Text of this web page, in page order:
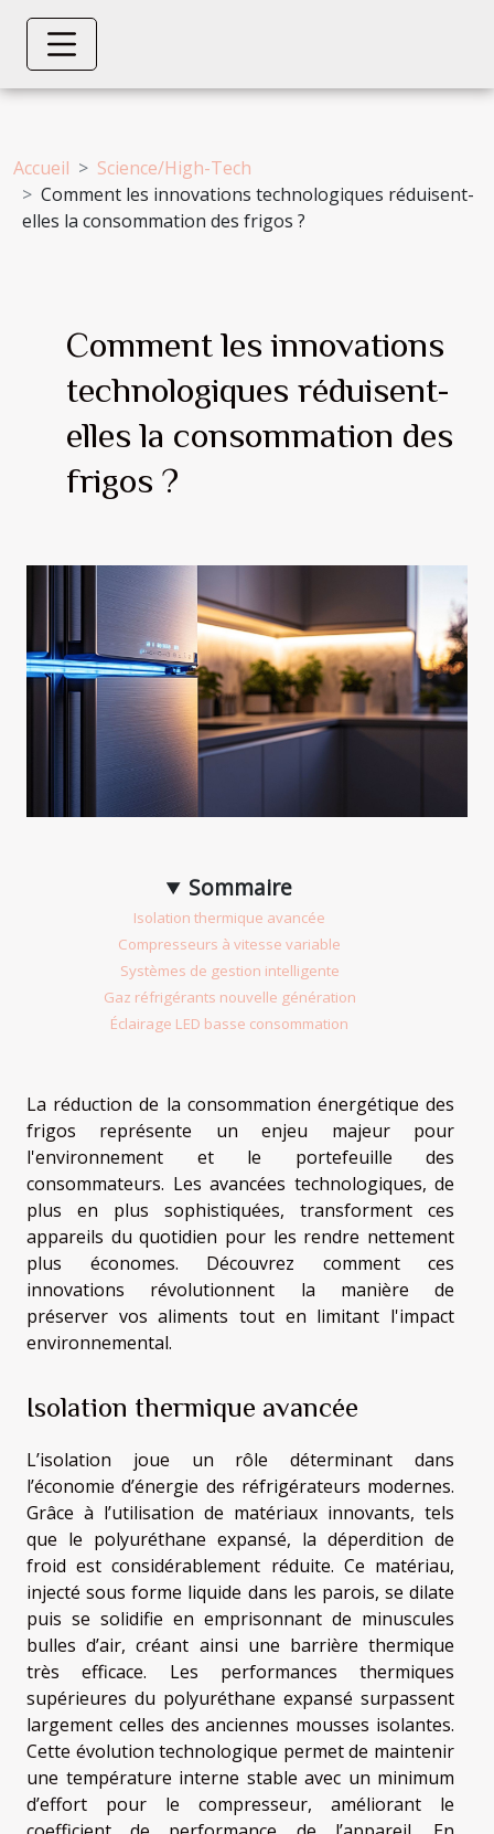
Accueil
Science/High-Tech
Comment les innovations technologiques réduisent-
elles la consommation des frigos ?
Comment les innovations
technologiques réduisent-
elles la consommation des
frigos ?
Sommaire
Isolation thermique avancée
Compresseurs à vitesse variable
Systèmes de gestion intelligente
Gaz réfrigérants nouvelle génération
Éclairage LED basse consommation
La réduction de la consommation énergétique des
frigos représente un enjeu majeur pour
l'environnement et le portefeuille des
consommateurs. Les avancées technologiques, de
plus en plus sophistiquées, transforment ces
appareils du quotidien pour les rendre nettement
plus économes. Découvrez comment ces
innovations révolutionnent la manière de
préserver vos aliments tout en limitant l'impact
environnemental.
Isolation thermique avancée
L’isolation joue un rôle déterminant dans
l’économie d’énergie des réfrigérateurs modernes.
Grâce à l’utilisation de matériaux innovants, tels
que le polyuréthane expansé, la déperdition de
froid est considérablement réduite. Ce matériau,
injecté sous forme liquide dans les parois, se dilate
puis se solidifie en emprisonnant de minuscules
bulles d’air, créant ainsi une barrière thermique
très efficace. Les performances thermiques
supérieures du polyuréthane expansé surpassent
largement celles des anciennes mousses isolantes.
Cette évolution technologique permet de maintenir
une température interne stable avec un minimum
d’effort pour le compresseur, améliorant le